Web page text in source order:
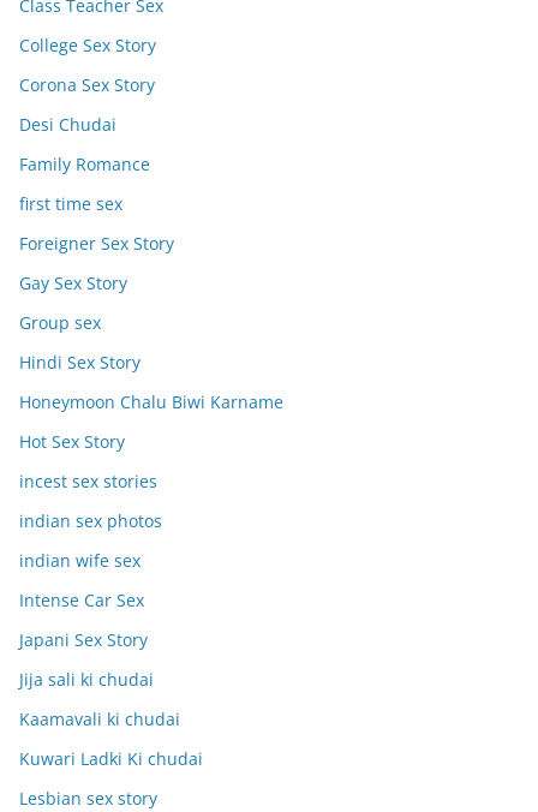
Class Teacher Sex
College Sex Story
Corona Sex Story
Desi Chudai
Family Romance
first time sex
Foreigner Sex Story
Gay Sex Story
Group sex
Hindi Sex Story
Honeymoon Chalu Biwi Karname
Hot Sex Story
incest sex stories
indian sex photos
indian wife sex
Intense Car Sex
Japani Sex Story
Jija sali ki chudai
Kaamavali ki chudai
Kuwari Ladki Ki chudai
Lesbian sex story